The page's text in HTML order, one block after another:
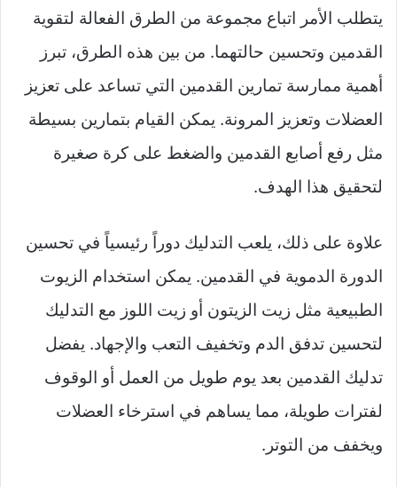
يتطلب الأمر اتباع مجموعة من الطرق الفعالة لتقوية
القدمين وتحسين حالتهما. من بين هذه الطرق، تبرز
أهمية ممارسة تمارين القدمين التي تساعد على تعزيز
العضلات وتعزيز المرونة. يمكن القيام بتمارين بسيطة
مثل رفع أصابع القدمين والضغط على كرة صغيرة
لتحقيق هذا الهدف.
علاوة على ذلك، يلعب التدليك دوراً رئيسياً في تحسين
الدورة الدموية في القدمين. يمكن استخدام الزيوت
الطبيعية مثل زيت الزيتون أو زيت اللوز مع التدليك
لتحسين تدفق الدم وتخفيف التعب والإجهاد. يفضل
تدليك القدمين بعد يوم طويل من العمل أو الوقوف
لفترات طويلة، مما يساهم في استرخاء العضلات
ويخفف من التوتر.